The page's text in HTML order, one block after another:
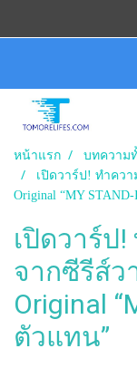
หน้าแรก บทความ
เปิดวาร์ป! ทำคว
Original “MY
เปิดวาร์ป
จากซีรีส์ว
Original
ตัวแทน”